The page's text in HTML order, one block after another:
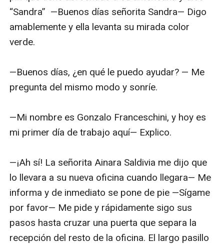
“Sandra”  —Buenos días señorita Sandra— Digo
amablemente y ella levanta su mirada color
verde.
—Buenos días, ¿en qué le puedo ayudar? — Me
pregunta del mismo modo y sonríe.
—Mi nombre es Gonzalo Franceschini, y hoy es
mi primer día de trabajo aquí— Explico.
—¡Ah sí! La señorita Ainara Saldivia me dijo que
lo llevara a su nueva oficina cuando llegara— Me
informa y de inmediato se pone de pie —Sígame
por favor— Me pide y rápidamente sigo sus
pasos hasta cruzar una puerta que separa la
recepción del resto de la oficina. El largo pasillo